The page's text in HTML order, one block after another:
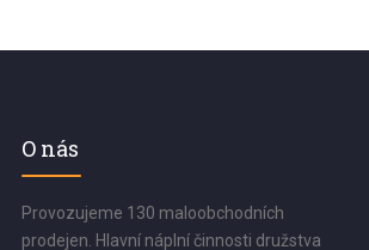
O nás
Provozujeme 130 maloobchodních
prodejen. Hlavní náplní činnosti družstva